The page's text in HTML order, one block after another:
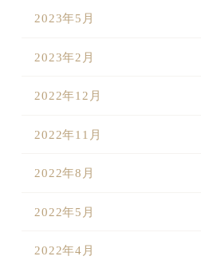
2023年5月
2023年2月
2022年12月
2022年11月
2022年8月
2022年5月
2022年4月